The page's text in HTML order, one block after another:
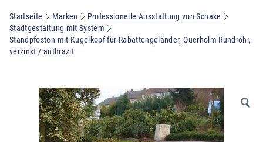
Startseite Marken
Professionelle Ausstattung von Schake
Stadtgestaltung mit System
Standpfosten mit Kugelkopf für Rabattengeländer, Querholm Rundrohr,
verzinkt / anthrazit